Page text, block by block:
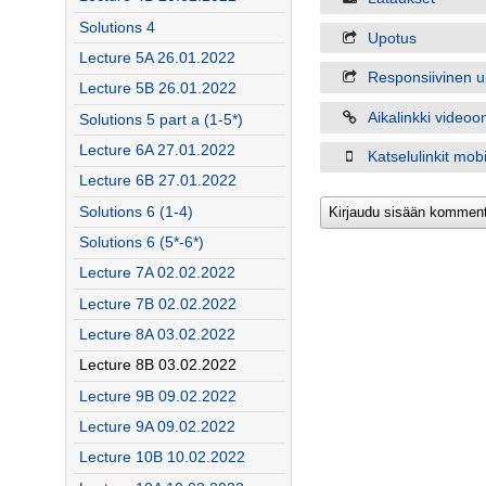
Upotus
Responsiivinen
Aikalinkki
Katselulinkit
Solutions 4
Lecture 5A 26.01.2022
Lecture 5B 26.01.2022
Solutions 5 part a (1-5*)
Lecture 6A 27.01.2022
Lecture 6B 27.01.2022
Solutions 6 (1-4)
Solutions 6 (5*-6*)
Lecture 7A 02.02.2022
Lecture 7B 02.02.2022
Lecture 8A 03.02.2022
Lecture 8B 03.02.2022
Lecture 9B 09.02.2022
Lecture 9A 09.02.2022
Lecture 10B 10.02.2022